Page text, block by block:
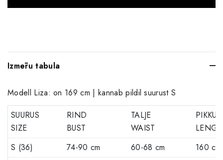
Izmēru tabula
Modell Liza: on 169 cm | kannab pildil suurust S
SUURUS
SIZE
RIND
BUST
TALJE
WAIST
PIKKUS
S (36)
74-90 cm 60-68 cm
160 cm